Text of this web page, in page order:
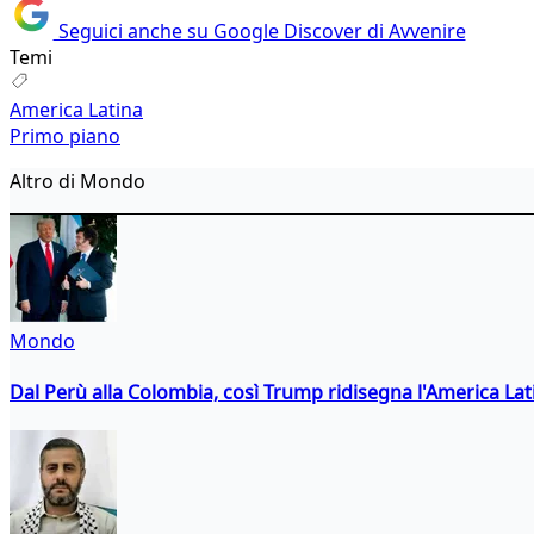
Seguici anche su Google Discover di Avvenire
Temi
America Latina
Primo piano
Altro di Mondo
Mondo
Dal Perù alla Colombia, così Trump ridisegna l'America